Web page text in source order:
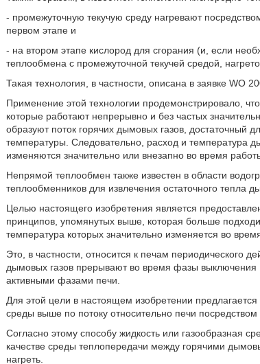
- промежуточную текучую среду нагревают
первом этапе и
- на втором этапе кислород для сгорания (и, если
теплообмена с промежуточной текучей средой,
Такая технология, в частности, описана в заявке WO
Применение этой технологии продемонстрировало,
которые работают непрерывно и без частых
образуют поток горячих дымовых газов, достаточный
температуры. Следовательно, расход и температура
изменяются значительно или внезапно во время
Непрямой теплообмен также известен в области
теплообменников для извлечения остаточного тепла
Целью настоящего изобретения является
принципов, упомянутых выше, которая больше
температура которых значительно изменяется во
Это, в частности, относится к печам периодического
дымовых газов прерывают во время фазы
активными фазами печи.
Для этой цели в настоящем изобретении
среды выше по потоку относительно печи
Согласно этому способу жидкость или газообразная
качестве среды теплопередачи между горячими
нагреть.